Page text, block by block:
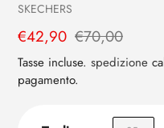
al
tuo
carrello
Venditrice
SKECHERS
Prezzo
di
vendita
€42,90
Prezzo
regolare
€70,00
Tasse incluse. spedizione
pagamento.